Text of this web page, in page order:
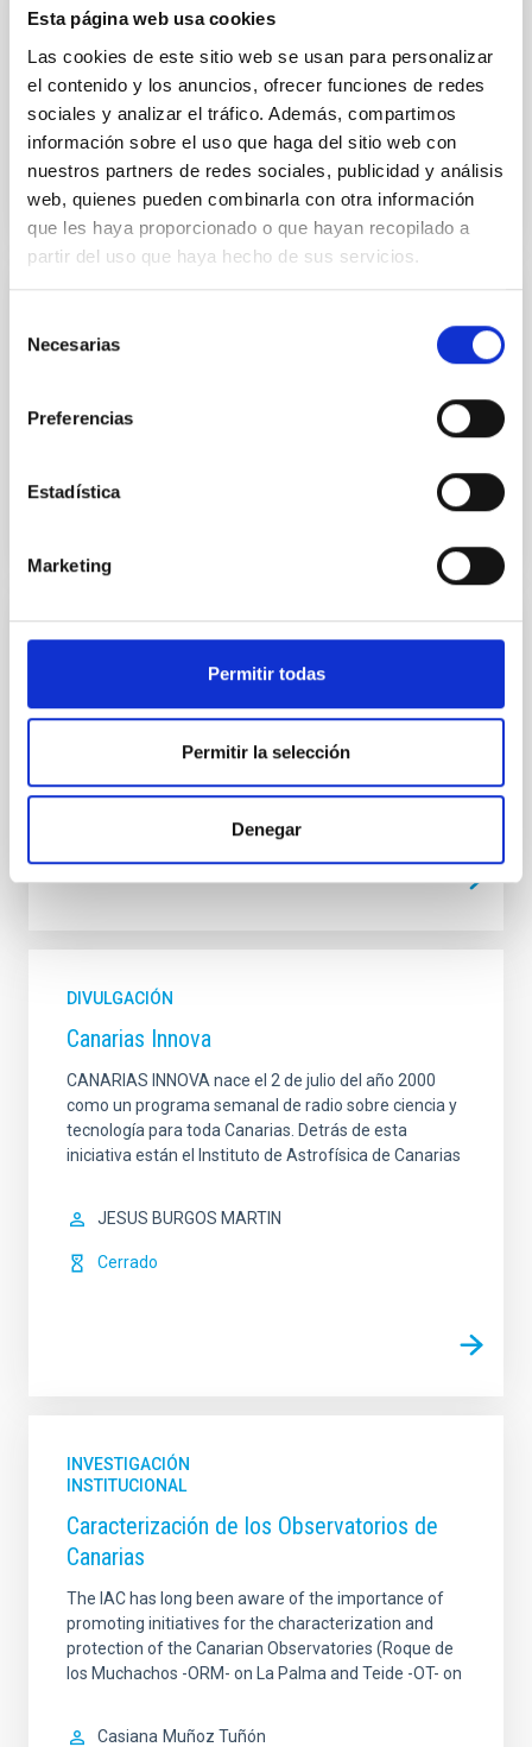
Esta página web usa cookies
Las cookies de este sitio web se usan para personalizar
el contenido y los anuncios, ofrecer funciones de redes
sociales y analizar el tráfico. Además, compartimos
información sobre el uso que haga del sitio web con
nuestros partners de redes sociales, publicidad y análisis
web, quienes pueden combinarla con otra información
que les haya proporcionado o que hayan recopilado a
partir del uso que haya hecho de sus servicios.
Necesarias
Preferencias
Estadística
Marketing
Permitir todas
Permitir la selección
Denegar
DIVULGACIÓN
ASTRONOMIA CIUDADANA II
Cerrado
ASTRONOMÍA IBEROAMÉRICA
INVESTIGACIÓN
Campos magnéticos chromosféricos en
Flares y su evolución
Christoph Alexander Kuckein
Cerrado
DIVULGACIÓN
Canarias Innova
CANARIAS INNOVA nace el 2 de julio del año 2000
como un programa semanal de radio sobre ciencia y
tecnología para toda Canarias. Detrás de esta
iniciativa están el Instituto de Astrofísica de Canarias
JESUS BURGOS MARTIN
Cerrado
INVESTIGACIÓN
INSTITUCIONAL
Caracterización de los Observatorios de
Canarias
The IAC has long been aware of the importance of
promoting initiatives for the characterization and
protection of the Canarian Observatories (Roque de
los Muchachos -ORM- on La Palma and Teide -OT- on
Casiana Muñoz Tuñón